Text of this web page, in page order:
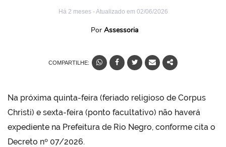
Há 2 meses - Atualizado em 02/06/2026
Por Assessoria
COMPARTILHE:
Na próxima quinta-feira (feriado religioso de Corpus
Christi) e sexta-feira (ponto facultativo) não haverá
expediente na Prefeitura de Rio Negro, conforme cita o
Decreto nº 07/2026.